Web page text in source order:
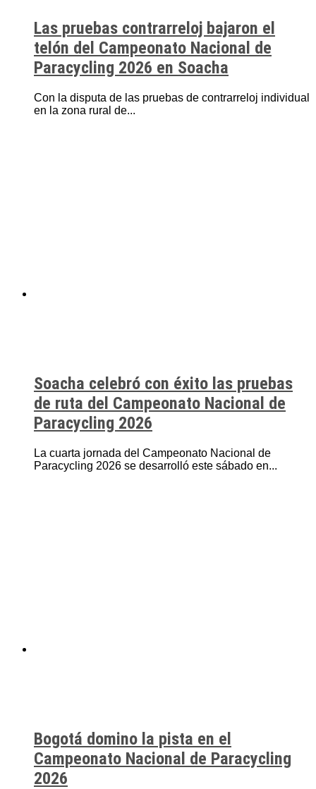
Las pruebas contrarreloj bajaron el
telón del Campeonato Nacional de
Paracycling 2026 en Soacha
Con la disputa de las pruebas de contrarreloj individual
en la zona rural de...
Soacha celebró con éxito las pruebas
de ruta del Campeonato Nacional de
Paracycling 2026
La cuarta jornada del Campeonato Nacional de
Paracycling 2026 se desarrolló este sábado en...
Bogotá domino la pista en el
Campeonato Nacional de Paracycling
2026